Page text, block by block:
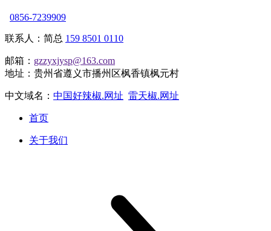
0856-7239909
联系人：简总 159 8501 0110
邮箱： gzzyxjysp@163.com
地址：贵州省遵义市播州区枫香镇枫元村
中文域名： 中国好辣椒.网址 雷天椒.网址
首页
关于我们